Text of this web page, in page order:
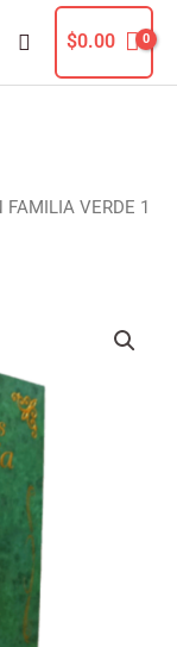
Buscar
$0.00
FAMILIA VERDE 1